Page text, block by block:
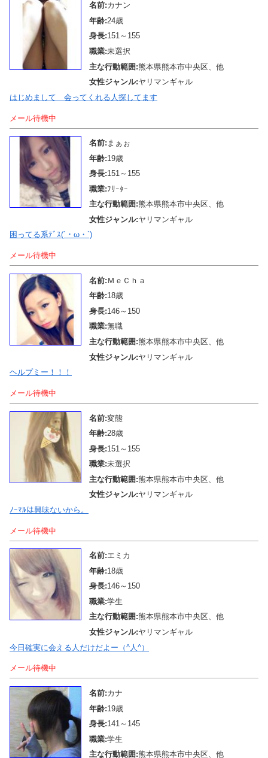
名前:カナン
年齢:24歳
身長:151～155
職業:未選択
主な行動範囲:熊本県熊本市中央区、他
女性ジャンル:ヤリマンギャル
はじめまして 会ってくれる人探してます
メール待機中
名前: まぁぉ
年齢:19歳
身長:151～155
職業:ﾌﾘｰﾀｰ
主な行動範囲:熊本県熊本市中央区、他
女性ジャンル:ヤリマンギャル
困ってる系ﾃﾞｽ(´・ω・`)
メール待機中
名前: ＭｅＣｈａ
年齢:18歳
身長:146～150
職業:無職
主な行動範囲:熊本県熊本市中央区、他
女性ジャンル:ヤリマンギャル
ヘルプミー！！！
メール待機中
名前:変態
年齢:28歳
身長:151～155
職業:未選択
主な行動範囲:熊本県熊本市中央区、他
女性ジャンル:ヤリマンギャル
ﾉｰﾏﾙは興味ないから。
メール待機中
名前:エミカ
年齢:18歳
身長:146～150
職業:学生
主な行動範囲:熊本県熊本市中央区、他
女性ジャンル:ヤリマンギャル
今日確実に会える人だけだよー（^人^）
メール待機中
名前:カナ
年齢:19歳
身長:141～145
職業:学生
主な行動範囲:熊本県熊本市中央区、他